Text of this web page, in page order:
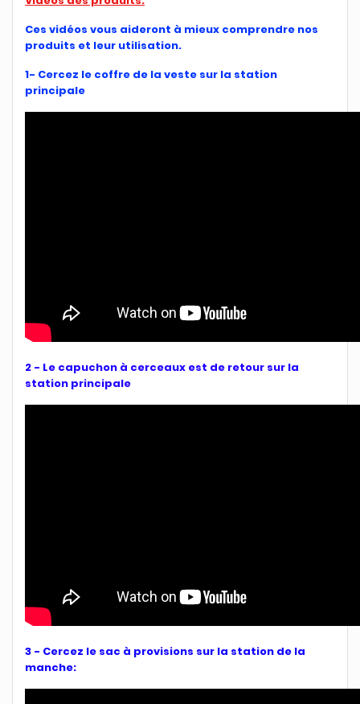
Ces vidéos vous aideront à mieux comprendre nos
produits et leur utilisation.
1- Cercez le coffre de la veste sur la station
principale
2 - Le capuchon à cerceaux est de retour sur la
station principale
3 - Cercez le sac à provisions sur la station de la
manche: